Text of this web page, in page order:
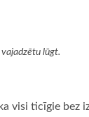
lūgt.
visi ticīgie bez